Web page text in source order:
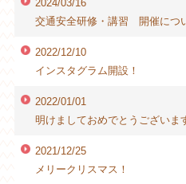
2024/03/16
交通安全研修・講習 開催につ
2022/12/10
インスタグラム開設！
2022/01/01
明けましておめでとうございま
2021/12/25
メリークリスマス！